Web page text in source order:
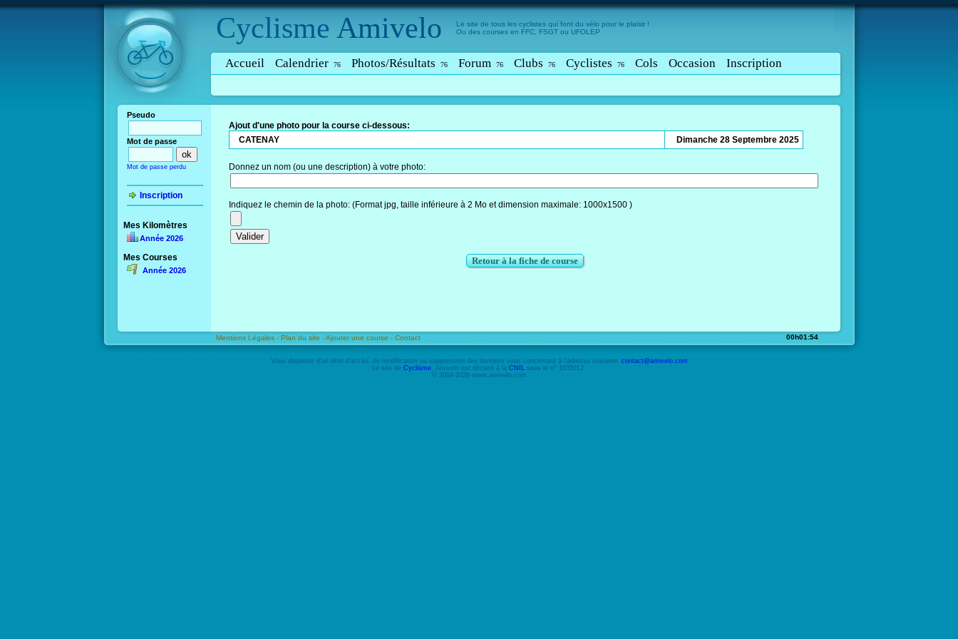
Cyclisme Amivelo
Le site de tous les cyclistes qui font du vélo pour le plaisir !
Ou des courses en FFC, FSGT ou UFOLEP
Accueil Calendrier 76 Photos/Résultats 76 Forum 76 Clubs 76 Cyclistes 76 Cols Occasion Inscription
Pseudo
Mot de passe
Mot de passe perdu
Inscription
Mes Kilomètres
Année 2026
Mes Courses
Année 2026
Ajout d'une photo pour la course ci-dessous:
CATENAY
Dimanche 28 Septembre 2025
Donnez un nom (ou une description) à votre photo:
Indiquez le chemin de la photo: (Format jpg, taille inférieure à 2 Mo et dimension maximale: 1000x1500 )
Retour à la fiche de course
Mentions Légales - Plan du site -Ajouter une course - Contact 00h01:54
Vous disposez d'un droit d'accès, de modification ou suppression des données vous concernant à l'adresse suivante: contact@amivelo.com
Le site de Cyclisme, Amivelo est déclaré à la CNIL sous le n° 1035012.
© 2004-2026 www.amivelo.com